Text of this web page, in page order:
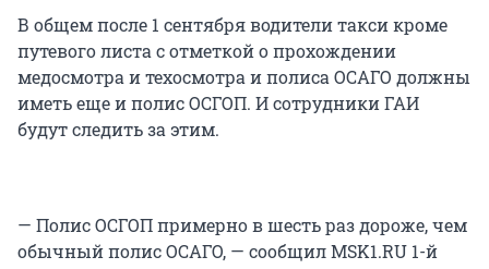
В общем после 1 сентября водители такси кроме
путевого листа с отметкой о прохождении
медосмотра и техосмотра и полиса ОСАГО должны
иметь еще и полис ОСГОП. И сотрудники ГАИ
будут следить за этим.
— Полис ОСГОП примерно в шесть раз дороже, чем
обычный полис ОСАГО, — сообщил MSK1.RU 1-й